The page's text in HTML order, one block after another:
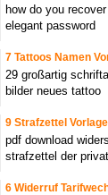
how do you
elegant password
7 Tattoos Namen
29 großartig
bilder neues tattoo
9 Strafzettel
pdf download
strafzettel der
6 Widerruf